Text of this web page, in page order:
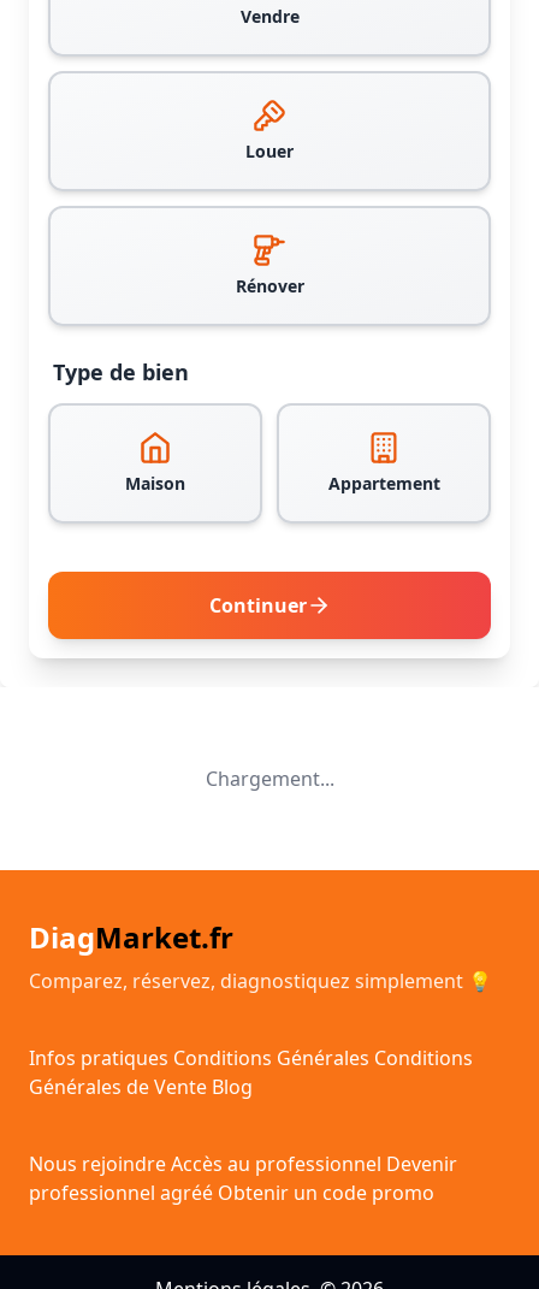
Vendre
Louer
Rénover
Type de bien
Maison Appartement
Continuer
Chargement...
DiagMarket.fr
Comparez, réservez, diagnostiquez simplement 💡
Infos pratiques Conditions Générales Conditions
Générales de Vente Blog
Nous rejoindreAccès au professionnel Devenir
professionnel agréé Obtenir un code promo